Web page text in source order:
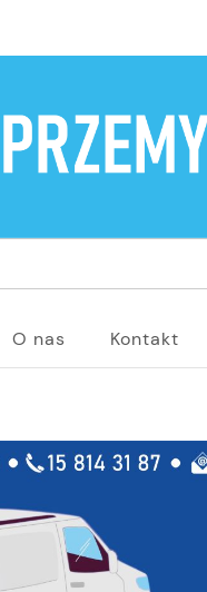
O nas Kontakt